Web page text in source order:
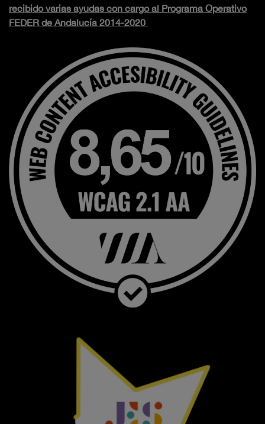
recibido varias ayudas con cargo al Programa Operativo
FEDER de Andalucía 2014-2020